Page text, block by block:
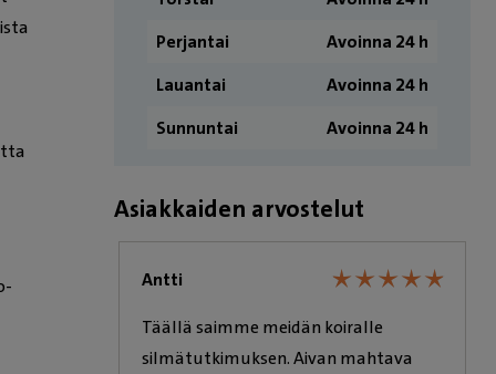
Perjantai
Avoinna 24 h
Lauantai
Avoinna 24 h
Sunnuntai
Avoinna 24 h
Asiakkaiden arvostelut
Antti ★★★★★
★★★★★
Täällä saimme meidän koiralle
silmätutkimuksen. Aivan mahtava